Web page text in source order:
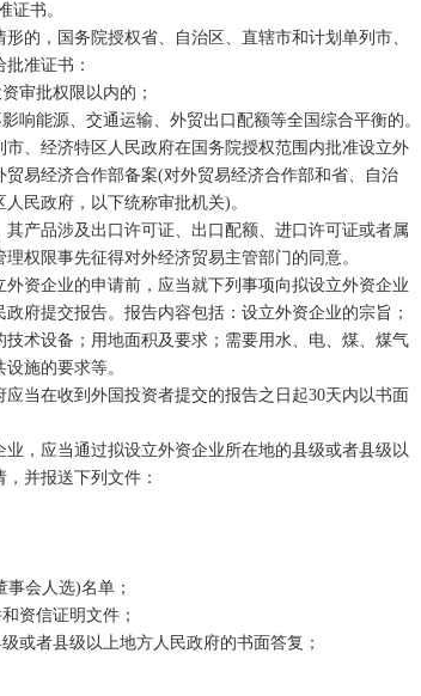
证书。
，国务院授权省、自治区、直辖市和计划单列市、
准证书：
批权限以内的；
能源、交通运输、外贸出口配额等全国综合平衡的。
、经济特区人民政府在国务院授权范围内批准设立外
贸易经济合作部备案(对外贸易经济合作部和省、自治
民政府，以下统称审批机关)。
品涉及出口许可证、出口配额、进口许可证或者属
权限事先征得对外经济贸易主管部门的同意。
企业的申请前，应当就下列事项向拟设立外资企业
府提交报告。报告内容包括：设立外资企业的宗旨；
术设备；用地面积及要求；需要用水、电、煤、煤气
施的要求等。
在收到外国投资者提交的报告之日起30天内以书面
应当通过拟设立外资企业所在地的县级或者县级以
并报送下列文件：
会人选)名单；
资信证明文件；
者县级以上地方人民政府的书面答复；